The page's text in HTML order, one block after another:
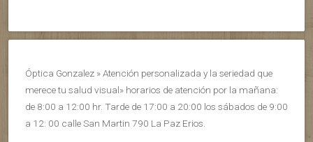
Óptica Gonzalez » Atención personalizada y la seriedad que
merece tu salud visual» horarios de atención por la mañana:
de 8:00 a 12:00 hr. Tarde de 17:00 a 20:00 los sábados de 9:00
a 12: 00 calle San Martin 790 La Paz Erios.